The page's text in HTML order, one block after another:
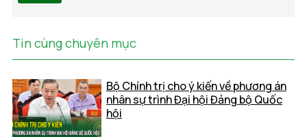
Tin cùng chuyên mục
Bộ Chính trị cho ý kiến về phương án
nhân sự trình Đại hội Đảng bộ Quốc
hội